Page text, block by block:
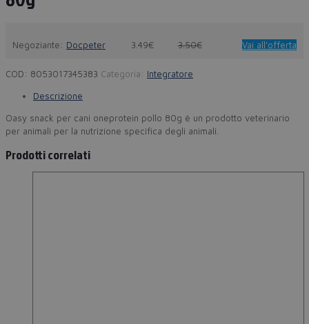
Negoziante: Docpeter 3.50€
3.49€ Vai all'offerta
COD: 8053017345383 Categoria: Integratore
Descrizione
Oasy snack per cani oneprotein pollo 80g è un prodotto veterinario
per animali per la nutrizione specifica degli animali.
Prodotti correlati